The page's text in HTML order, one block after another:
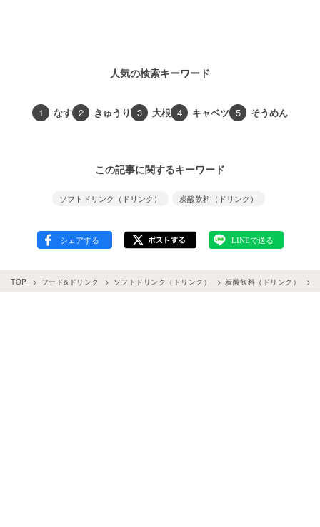
人気の検索キーワード
1 なす 2 きゅうり 3 大根 4 キャベツ 5 そうめん
この記事に関するキーワード
ソフトドリンク（ドリンク） 炭酸飲料（ドリンク）
TOP フード&ドリンク ソフトドリンク（ドリンク） 炭酸飲料（ドリンク）